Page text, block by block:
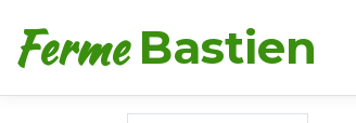
Ferme Bastien